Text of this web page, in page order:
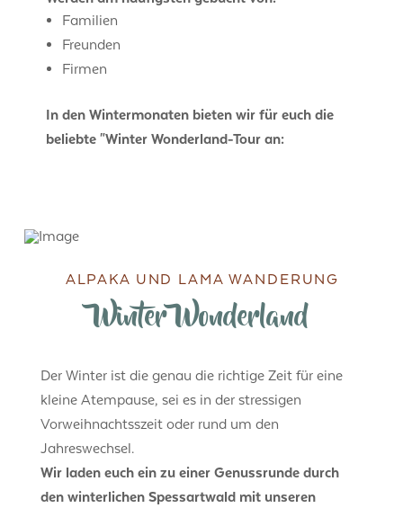
Familien
Freunden
Firmen
In den Wintermonaten bieten wir für euch die
beliebte "Winter Wonderland-Tour an:
ALPAKA UND LAMA WANDERUNG
Winter Wonderland
Der Winter ist die genau die richtige Zeit für eine
kleine Atempause, sei es in der stressigen
Vorweihnachtsszeit oder rund um den
Jahreswechsel.
Wir laden euch ein zu einer Genussrunde durch
den winterlichen Spessartwald mit unseren